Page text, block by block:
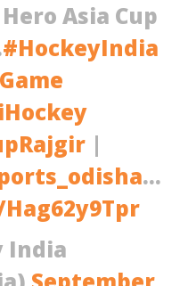
Asia Cup
#HockeyIndia
|
…
India